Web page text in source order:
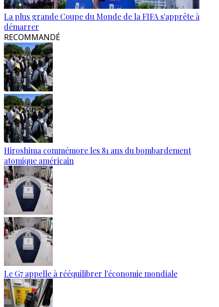
La plus grande Coupe du Monde de la FIFA s'apprête à
démarrer
RECOMMANDÉ
Hiroshima commémore les 81 ans du bombardement
atomique américain
Le G7 appelle à rééquilibrer l'économie mondiale